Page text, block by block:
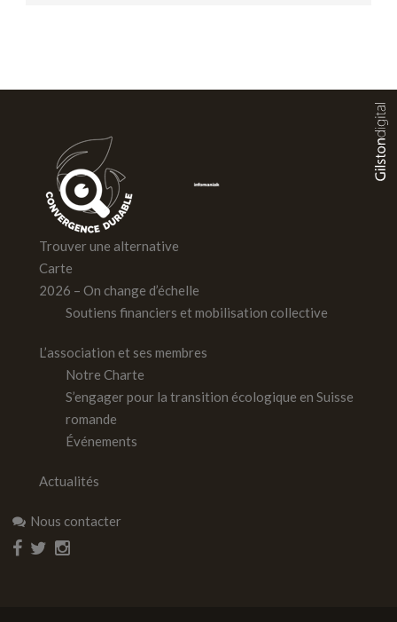
Trouver une alternative
Carte
2026 – On change d’échelle
Soutiens financiers et mobilisation collective
L’association et ses membres
Notre Charte
S’engager pour la transition écologique en Suisse
romande
Événements
Actualités
Nous contacter